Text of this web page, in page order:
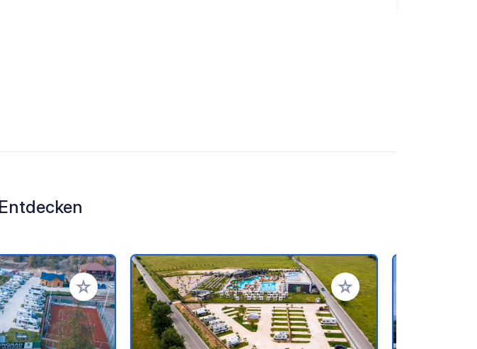
Zu Ihren Favoriten hinzufügen Zu Ihren Favoriten